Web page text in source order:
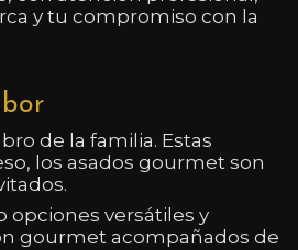
y tu compromiso con la
de la familia. Estas
los asados gourmet son
opciones versátiles y
gourmet acompañados de